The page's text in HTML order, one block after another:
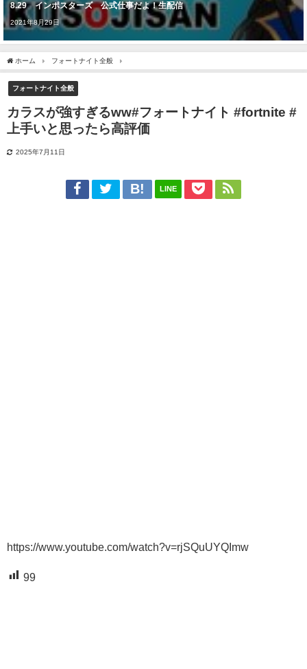
8.29 インポスターズ 公式仕事だよ！生配信
2021年8月29日
ホーム フォートナイト全般
フォートナイト全般
カラスが強すぎるww#フォートナイト #fortnite #
上手いと思ったら高評価
2025年7月11日
LINE
https://www.youtube.com/watch?v=rjSQuUYQImw
99